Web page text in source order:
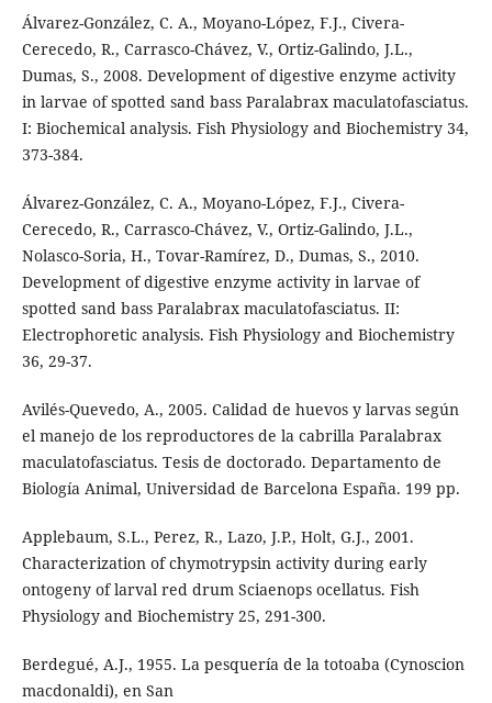
Álvarez-González, C. A., Moyano-López, F.J., Civera-
Cerecedo, R., Carrasco-Chávez, V., Ortiz-Galindo, J.L.,
Dumas, S., 2008. Development of digestive enzyme activity
in larvae of spotted sand bass Paralabrax maculatofasciatus.
I: Biochemical analysis. Fish Physiology and Biochemistry 34,
373-384.
Álvarez-González, C. A., Moyano-López, F.J., Civera-
Cerecedo, R., Carrasco-Chávez, V., Ortiz-Galindo, J.L.,
Nolasco-Soria, H., Tovar-Ramírez, D., Dumas, S., 2010.
Development of digestive enzyme activity in larvae of
spotted sand bass Paralabrax maculatofasciatus. II:
Electrophoretic analysis. Fish Physiology and Biochemistry
36, 29-37.
Avilés-Quevedo, A., 2005. Calidad de huevos y larvas según
el manejo de los reproductores de la cabrilla Paralabrax
maculatofasciatus. Tesis de doctorado. Departamento de
Biología Animal, Universidad de Barcelona España. 199 pp.
Applebaum, S.L., Perez, R., Lazo, J.P., Holt, G.J., 2001.
Characterization of chymotrypsin activity during early
ontogeny of larval red drum Sciaenops ocellatus. Fish
Physiology and Biochemistry 25, 291-300.
Berdegué, A.J., 1955. La pesquería de la totoaba (Cynoscion
macdonaldi), en San